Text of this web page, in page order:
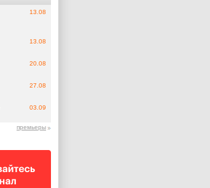
13.08
13.08
20.08
27.08
03.09
премьеры